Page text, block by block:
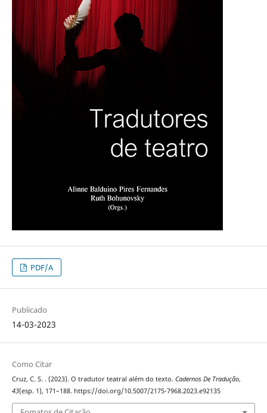
PDF/A
Publicado
14-03-2023
Como Citar
Cruz, C. S. . (2023). O tradutor teatral além do texto. Cadernos De Tradução,
43(esp. 1), 171–188. https://doi.org/10.5007/2175-7968.2023.e92135